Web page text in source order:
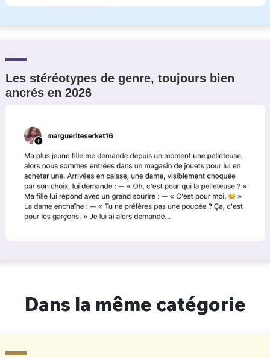
Les stéréotypes de genre, toujours bien
ancrés en 2026
Dans la même catégorie